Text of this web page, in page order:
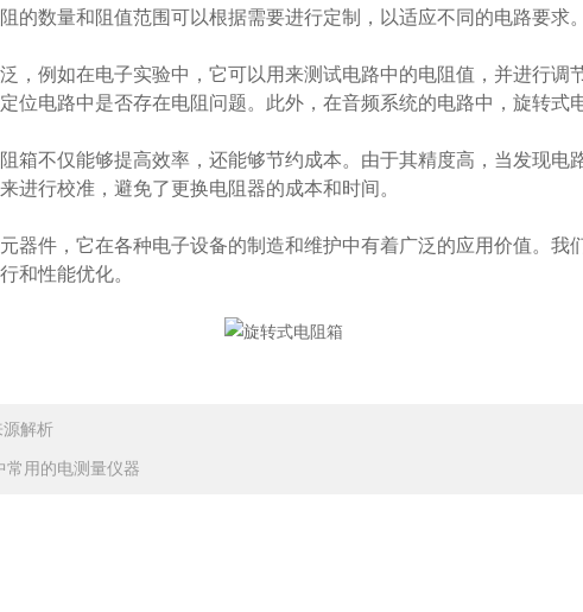
的数量和阻值范围可以根据需要进行定制，以适应不同的电路要求。
，例如在电子实验中，它可以用来测试电路中的电阻值，并进行调
位电路中是否存在电阻问题。此外，在音频系统的电路中，旋转式
箱不仅能够提高效率，还能够节约成本。由于其精度高，当发现电
进行校准，避免了更换电阻器的成本和时间。
器件，它在各种电子设备的制造和维护中有着广泛的应用价值。我
和性能优化。
源解析
常用的电测量仪器